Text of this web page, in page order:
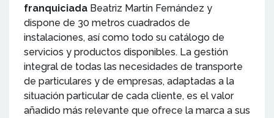
franquiciada Beatriz Martín Fernández y
dispone de 30 metros cuadrados de
instalaciones, así como todo su catálogo de
servicios y productos disponibles. La gestión
integral de todas las necesidades de transporte
de particulares y de empresas, adaptadas a la
situación particular de cada cliente, es el valor
añadido más relevante que ofrece la marca a sus